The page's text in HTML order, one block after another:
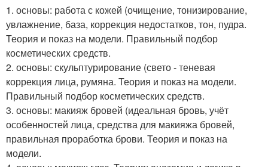
1. основы: работа с кожей (очищение, тонизирование,
увлажнение, база, коррекция недостатков, тон, пудра.
Теория и показ на модели. Правильный подбор
косметических средств.
2. основы: скульптурирование (свето - теневая
коррекция лица, румяна. Теория и показ на модели.
Правильный подбор косметических средств.
3. основы: макияж бровей (идеальная бровь, учёт
особенностей лица, средства для макияжа бровей,
правильная проработка брови. Теория и показ на
модели.